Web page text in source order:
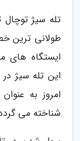
تله سیژ توچال
طولانی ترین
ایستگاه های
امروز به
شناخته می